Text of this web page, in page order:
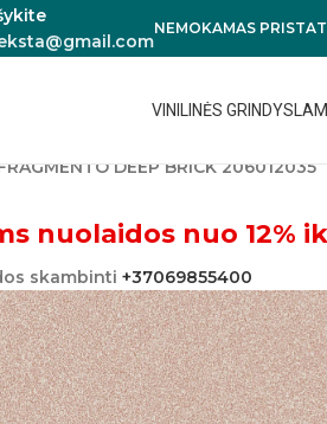
NEMOKAMAS
VINILINĖS GRINDYS
DEEP BRICK 206012035
nuolaidos nuo 12%
skambinti +37069855400